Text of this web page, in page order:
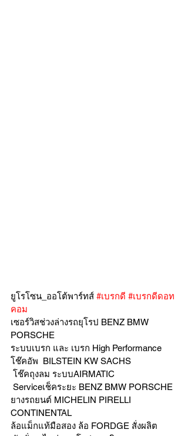
ยูโรโซน_ออโต้พาร์ทส์ #เบรกดี #เบรกดีดอท
คอม
เซอร์วิสช่วงล่างรถยุโรป BENZ BMW
PORSCHE
ระบบเบรก และ เบรก High Performance
โช๊คอัพ  BILSTEIN KW SACHS
โช๊คถุงลม ระบบAIRMATIC
Serviceเช็คระยะ BENZ BMW PORSCHE
ยางรถยนต์ MICHELIN PIRELLI
CONTINENTAL
ล้อแม็กแท้มือสอง ล้อ FORDGE สั่งผลิต